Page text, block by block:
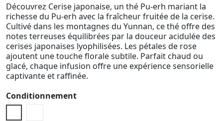
Découvrez Cerise japonaise, un thé Pu-erh mariant la
richesse du Pu-erh avec la fraîcheur fruitée de la cerise.
Cultivé dans les montagnes du Yunnan, ce thé offre des
notes terreuses équilibrées par la douceur acidulée des
cerises japonaises lyophilisées. Les pétales de rose
ajoutent une touche florale subtile. Parfait chaud ou
glacé, chaque infusion offre une expérience sensorielle
captivante et raffinée.
Conditionnement